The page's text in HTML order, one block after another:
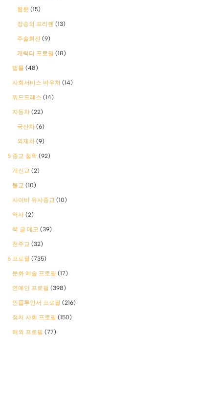
웹툰 (15)
장송의 프리렌 (13)
주술회전 (9)
캐릭터 프로필 (18)
법률 (48)
사회서비스 바우처 (14)
워드프레스 (14)
자동차 (22)
국산차 (6)
외제차 (9)
5 종교 철학 (92)
개신교 (2)
불교 (10)
사이비 유사종교 (10)
역사 (2)
책 글 메모 (39)
천주교 (32)
6 프로필 (735)
문화 예술 프로필 (17)
연예인 프로필 (398)
인플루언서 프로필 (216)
정치 사회 프로필 (150)
해외 프로필 (77)